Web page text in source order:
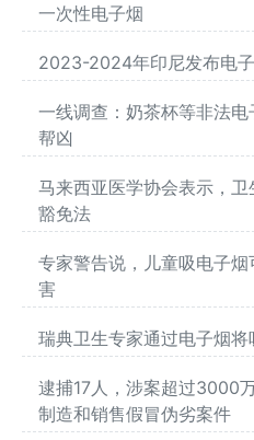
一次性电子烟
2023-2024年印尼发布电
一线调查：奶茶杯等非法
帮凶
马来西亚医学协会表示，
豁免法
专家警告说，儿童吸电子
害
瑞典卫生专家通过电子烟
逮捕17人，涉案超过3000
制造和销售假冒伪劣案件